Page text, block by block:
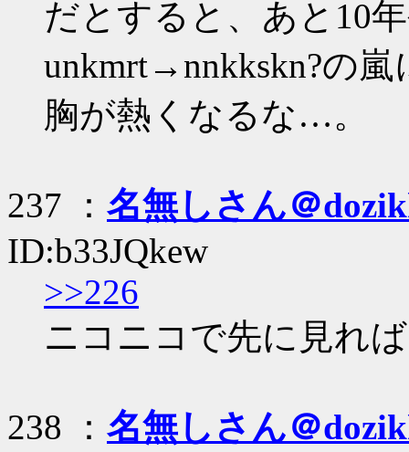
だとすると、あと10
unkmrt→nnkkskn?の
胸が熱くなるな…。
237 ： 名無しさん＠
ID:b33JQkew
>>226
ニコニコで先に見れ
238 ： 名無しさん＠